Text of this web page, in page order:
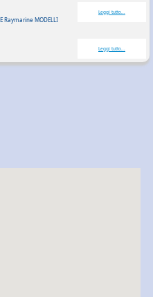
Leggi tutto...
Raymarine MODELLI
Leggi tutto...